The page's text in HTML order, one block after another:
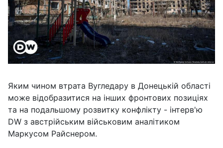
Яким чином втрата Вугледару в Донецькій області
може відобразитися на інших фронтових позиціях
та на подальшому розвитку конфлікту - інтерв'ю
DW з австрійським військовим аналітиком
Маркусом Райснером.